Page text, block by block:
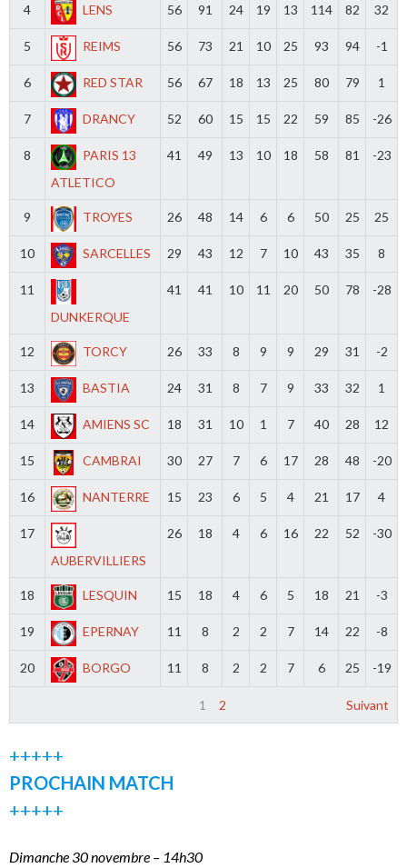
4 LENS 56 91 24 19 13 114 82 32
5 REIMS 56 73 21 10 25 93 94 -1
6 RED STAR 56 67 18 13 25 80 79 1
7 DRANCY 52 60 15 15 22 59 85 -26
8
PARIS 13
ATLETICO
41 49 13 10 18 58 81 -23
9 TROYES 26 48 14 6 6 50 25 25
10 SARCELLES 29 43 12 7 10 43 35 8
11
DUNKERQUE
41 41 10 11 20 50 78 -28
12 TORCY 26 33 8 9 9 29 31 -2
13 BASTIA 24 31 8 7 9 33 32 1
14 AMIENS SC 18 31 10 1 7 40 28 12
15 CAMBRAI 30 27 7 6 17 28 48 -20
16 NANTERRE 15 23 6 5 4 21 17 4
17
AUBERVILLIERS
26 18 4 6 16 22 52 -30
18 LESQUIN 15 18 4 6 5 18 21 -3
19 EPERNAY 11 8 2 2 7 14 22 -8
20 BORGO 11 8 2 2 7 6 25 -19
1 2 Suivant
+++++
PROCHAIN MATCH
+++++
Dimanche 30 novembre – 14h30